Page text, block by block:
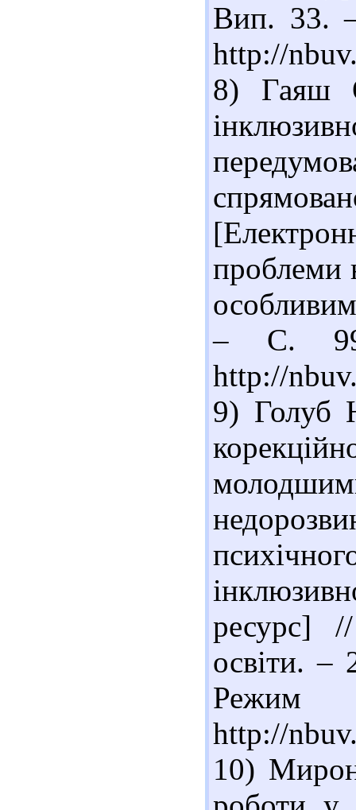
Вип. 33.
http://
8) Гаяш
проблеми
– С.
http://
9) Голуб
ресурс]
освіти.
http://
10)